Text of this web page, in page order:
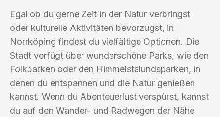
Egal ob du gerne Zeit in der Natur verbringst
oder kulturelle Aktivitäten bevorzugst, in
Norrköping findest du vielfältige Optionen. Die
Stadt verfügt über wunderschöne Parks, wie den
Folkparken oder den Himmelstalundsparken, in
denen du entspannen und die Natur genießen
kannst. Wenn du Abenteuerlust verspürst, kannst
du auf den Wander- und Radwegen der Nähe